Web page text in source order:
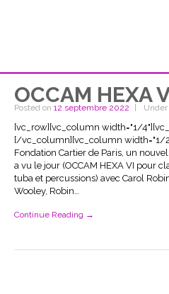
OCCAM HEXA
Posted on 12 septembre 2022 Under
[vc_row][vc_column width="1/
[/vc_column][vc_column width="1/
Fondation Cartier de Paris, un
a vu le jour (OCCAM HEXA VI pour
tuba et percussions) avec Carol
Wooley, Robin…
Continue Reading →